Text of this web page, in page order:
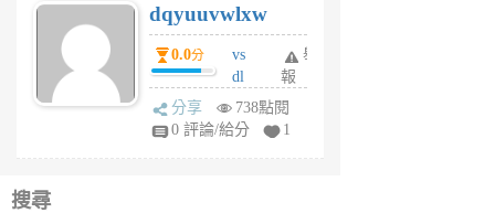
6
個
月
前
dqyuuvwlxw
0.0分
vs
dl
sq
fy
舉
報
分享
738點閱
0 評論/給分
1
搜尋